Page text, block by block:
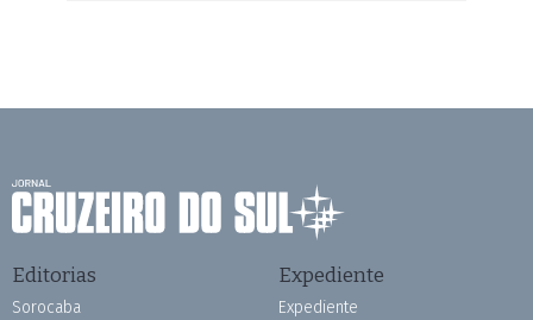
Editorias
Sorocaba
Expediente
Expediente